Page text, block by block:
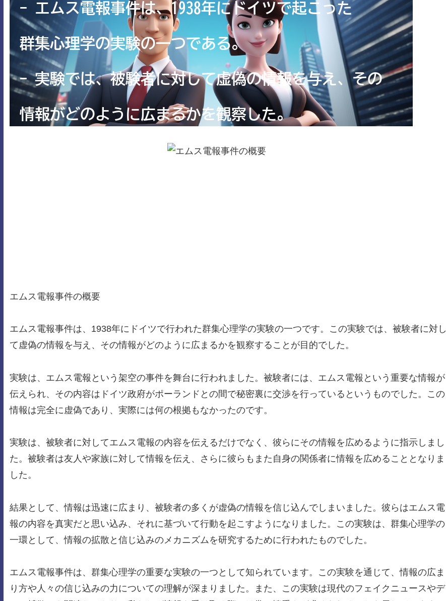
エムス電報事件の概要
エムス電報事件は、1938年にドイツで行われた群集心理学の実験の一つです。この実験では、被験者に対し
て虚偽の情報を与え、その情報がどのように広まるかを観察することが目的でした。
実験は、エムス電報という架空の事件を舞台に行われました。被験者には、エムス電報という重要な情報が
伝えられ、その内容はドイツ政府がポーランドとの間で秘密裏に交渉を行っているというものでした。この
情報は完全に虚偽であり、実際には何の根拠もなかったのです。
実験は、被験者に対してエムス電報の内容を伝えるだけでなく、彼らにその情報を広めるように指示しまし
た。被験者は友人や家族に対して情報を伝え、さらに彼らもまた自身の関係者に情報を広めることとなりま
した。
結果として、情報は迅速に広まり、被験者の多くが虚偽の情報を信じ込んでしまいました。彼らはエムス電
報の内容を真実だと思い込み、それに基づいて行動を起こすようになりました。この実験は、群集心理学の
一環として、情報の拡散と信じ込みのメカニズムを研究するために行われたものでした。
エムス電報事件は、群集心理学の重要な実験の一つとして知られています。この実験を通じて、情報の広ま
り方や人々の信じ込みの力についての理解が深まりました。また、この実験は現代のフェイクニュースやデ